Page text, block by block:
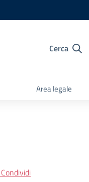
Cerca
Area legale